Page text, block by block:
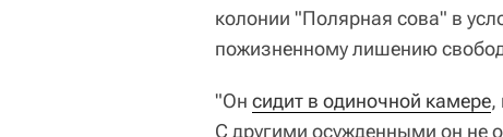
колонии "Полярная сова" в
пожизненному лишению
"Он сидит в одиночной камере,
С другими осужденными он не